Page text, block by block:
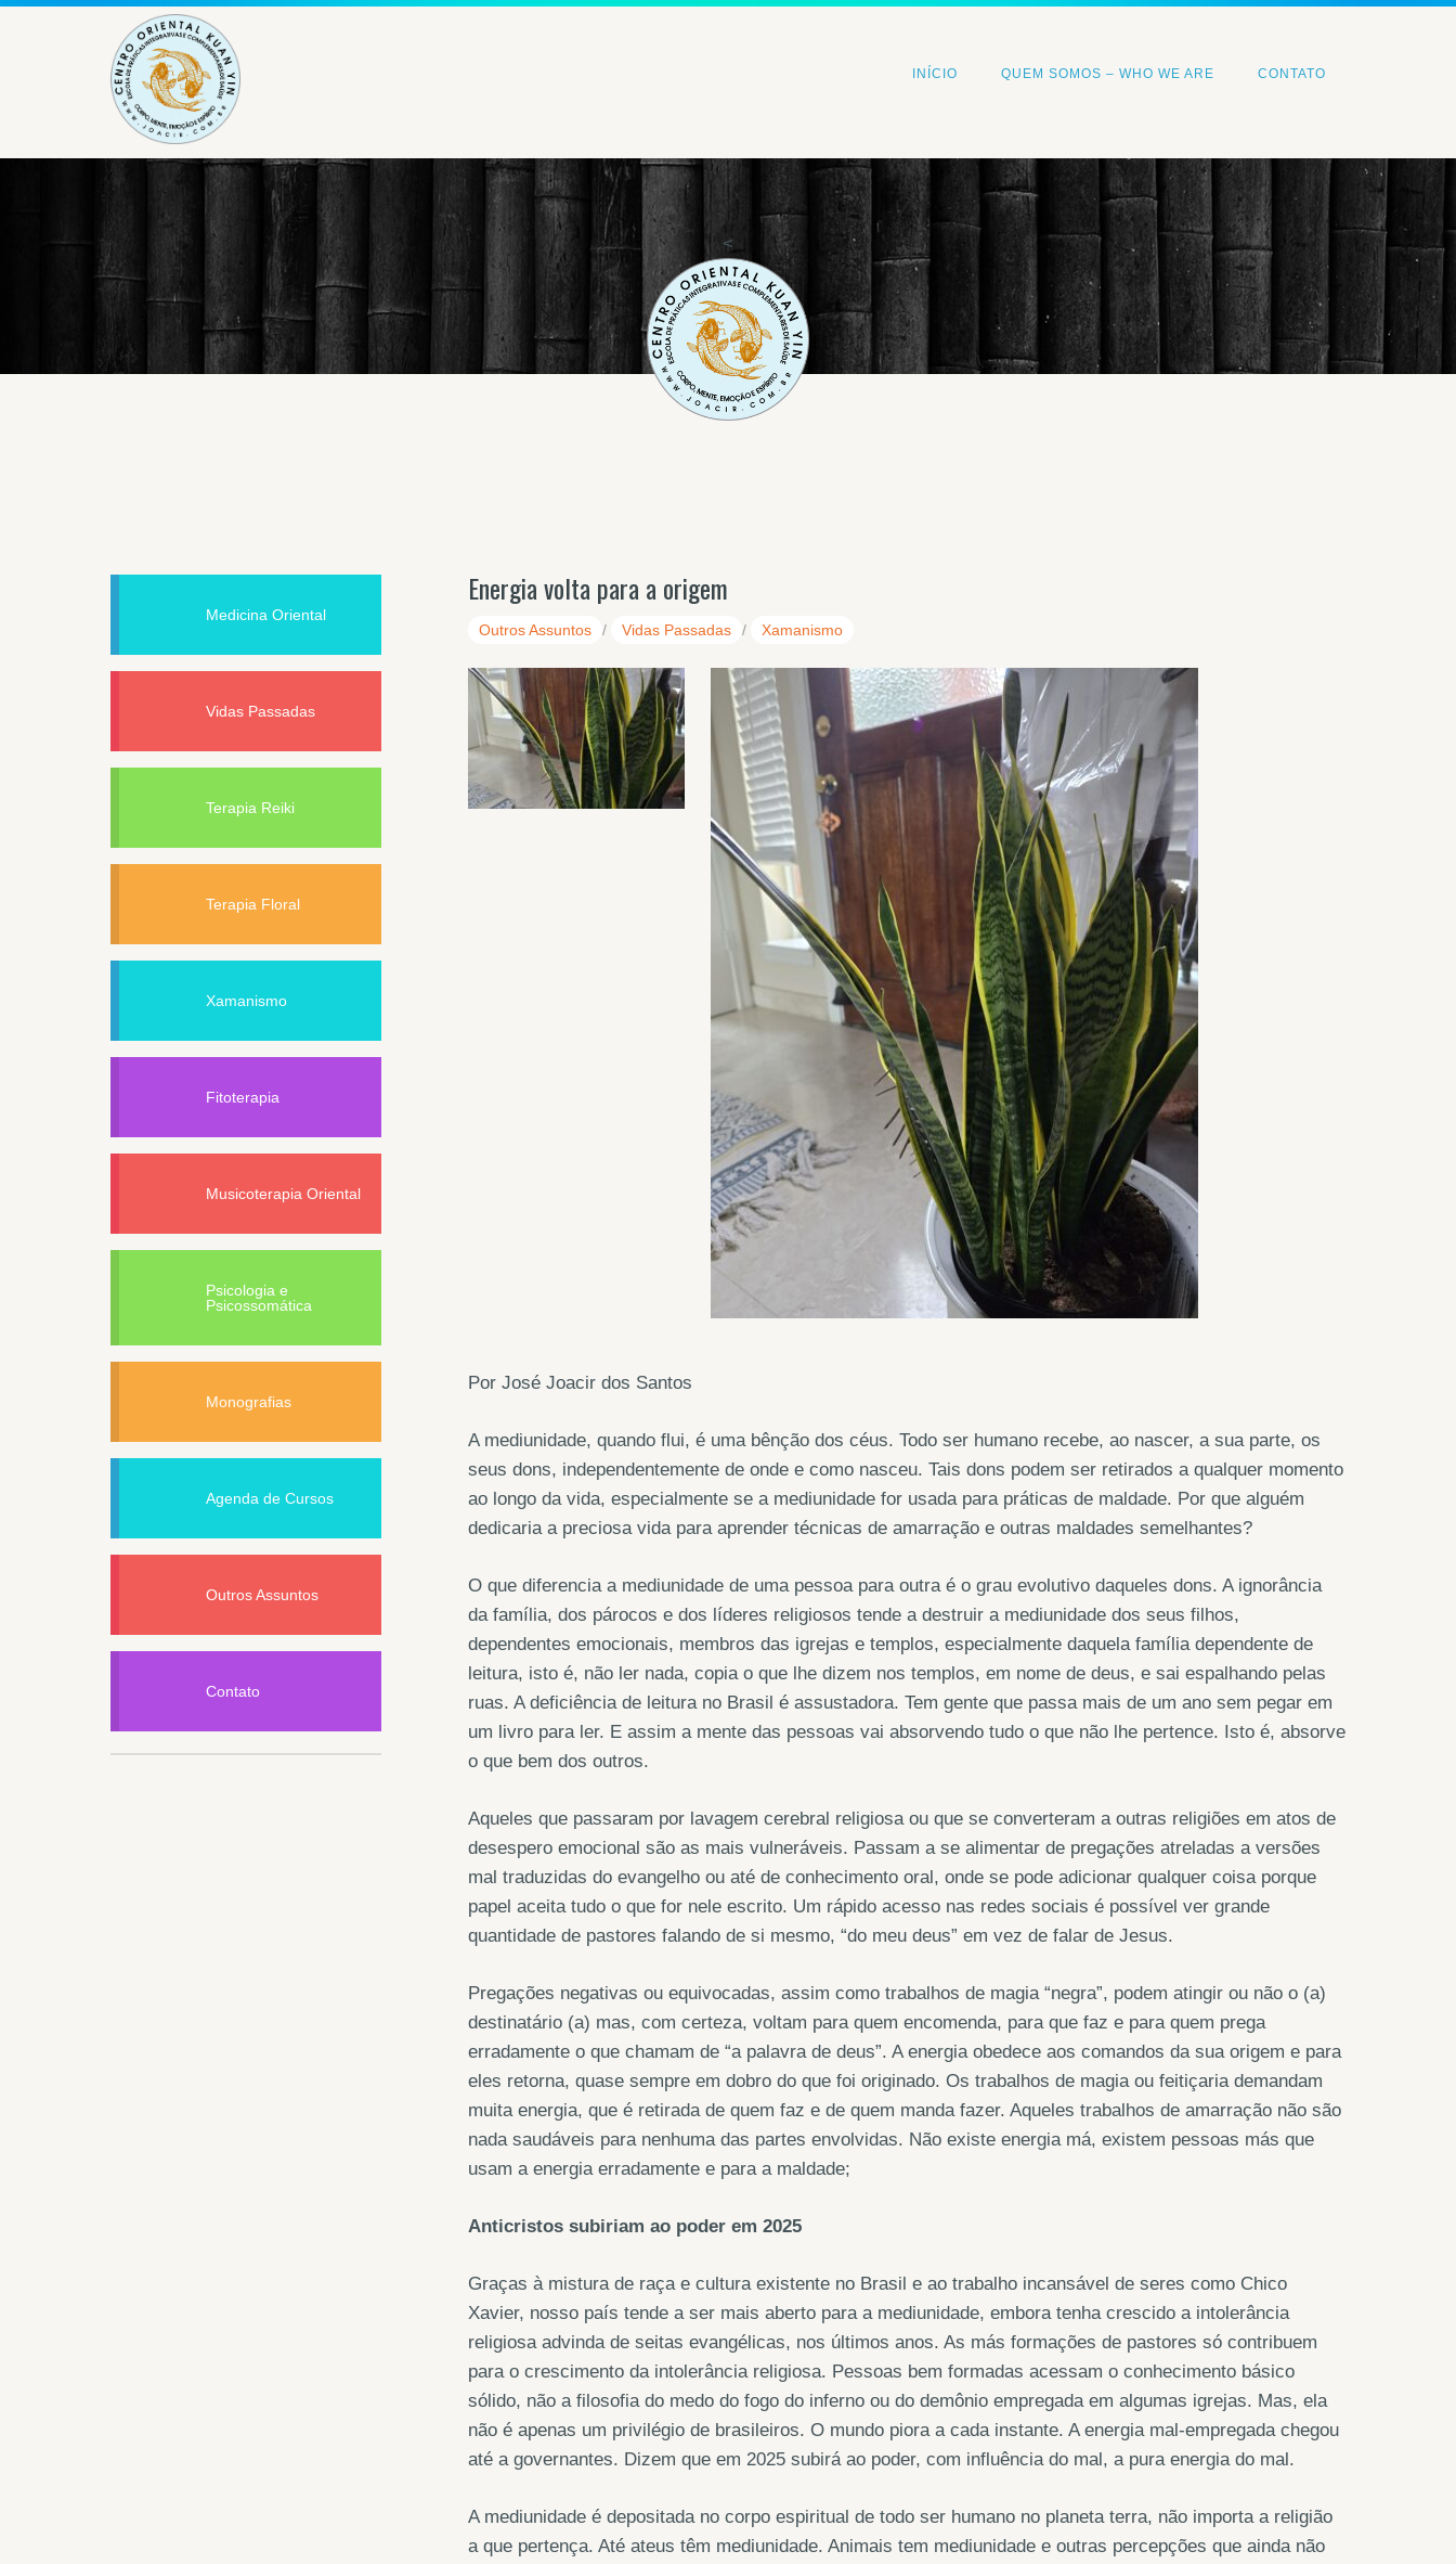
INÍCIO QUEM SOMOS – WHO WE ARE CONTATO
<
Energia volta para a origem
Outros Assuntos / Vidas Passadas / Xamanismo
Por José Joacir dos Santos
A mediunidade, quando flui, é uma bênção dos céus. Todo ser humano recebe, ao nascer, a sua parte, os
seus dons, independentemente de onde e como nasceu. Tais dons podem ser retirados a qualquer momento
ao longo da vida, especialmente se a mediunidade for usada para práticas de maldade. Por que alguém
dedicaria a preciosa vida para aprender técnicas de amarração e outras maldades semelhantes?
O que diferencia a mediunidade de uma pessoa para outra é o grau evolutivo daqueles dons. A ignorância
da família, dos párocos e dos líderes religiosos tende a destruir a mediunidade dos seus filhos,
dependentes emocionais, membros das igrejas e templos, especialmente daquela família dependente de
leitura, isto é, não ler nada, copia o que lhe dizem nos templos, em nome de deus, e sai espalhando pelas
ruas. A deficiência de leitura no Brasil é assustadora. Tem gente que passa mais de um ano sem pegar em
um livro para ler. E assim a mente das pessoas vai absorvendo tudo o que não lhe pertence. Isto é, absorve
o que bem dos outros.
Aqueles que passaram por lavagem cerebral religiosa ou que se converteram a outras religiões em atos de
desespero emocional são as mais vulneráveis. Passam a se alimentar de pregações atreladas a versões
mal traduzidas do evangelho ou até de conhecimento oral, onde se pode adicionar qualquer coisa porque
papel aceita tudo o que for nele escrito. Um rápido acesso nas redes sociais é possível ver grande
quantidade de pastores falando de si mesmo, “do meu deus” em vez de falar de Jesus.
Pregações negativas ou equivocadas, assim como trabalhos de magia “negra”, podem atingir ou não o (a)
destinatário (a) mas, com certeza, voltam para quem encomenda, para que faz e para quem prega
erradamente o que chamam de “a palavra de deus”. A energia obedece aos comandos da sua origem e para
eles retorna, quase sempre em dobro do que foi originado. Os trabalhos de magia ou feitiçaria demandam
muita energia, que é retirada de quem faz e de quem manda fazer. Aqueles trabalhos de amarração não são
nada saudáveis para nenhuma das partes envolvidas. Não existe energia má, existem pessoas más que
usam a energia erradamente e para a maldade;
Anticristos subiriam ao poder em 2025
Graças à mistura de raça e cultura existente no Brasil e ao trabalho incansável de seres como Chico
Xavier, nosso país tende a ser mais aberto para a mediunidade, embora tenha crescido a intolerância
religiosa advinda de seitas evangélicas, nos últimos anos. As más formações de pastores só contribuem
para o crescimento da intolerância religiosa. Pessoas bem formadas acessam o conhecimento básico
sólido, não a filosofia do medo do fogo do inferno ou do demônio empregada em algumas igrejas. Mas, ela
não é apenas um privilégio de brasileiros. O mundo piora a cada instante. A energia mal-empregada chegou
até a governantes. Dizem que em 2025 subirá ao poder, com influência do mal, a pura energia do mal.
A mediunidade é depositada no corpo espiritual de todo ser humano no planeta terra, não importa a religião
a que pertença. Até ateus têm mediunidade. Animais tem mediunidade e outras percepções que ainda não
Medicina Oriental
Vidas Passadas
Terapia Reiki
Terapia Floral
Xamanismo
Fitoterapia
Musicoterapia Oriental
Psicologia e
Psicossomática
Monografias
Agenda de Cursos
Outros Assuntos
Contato